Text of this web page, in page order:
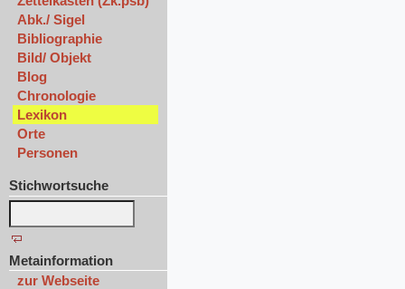
Abk./ Sigel
Bibliographie
Bild/ Objekt
Blog
Chronologie
Lexikon
Orte
Personen
Stichwortsuche
Metainformation
zur Webseite